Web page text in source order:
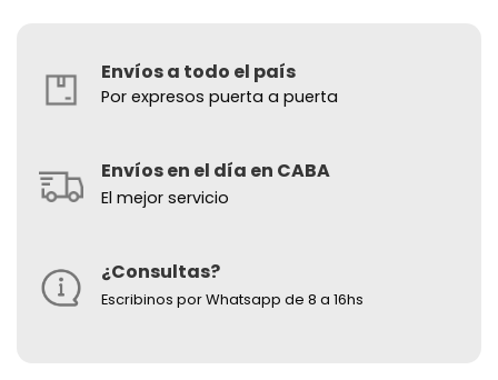
Envíos a todo el país
Por expresos puerta a puerta
Envíos en el día en CABA
El mejor servicio
¿Consultas?
Escribinos por Whatsapp de 8 a 16hs